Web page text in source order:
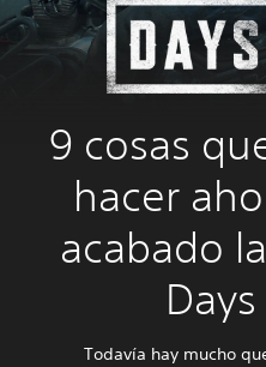
9 cosas
hacer
acabado
Todavía hay mucho